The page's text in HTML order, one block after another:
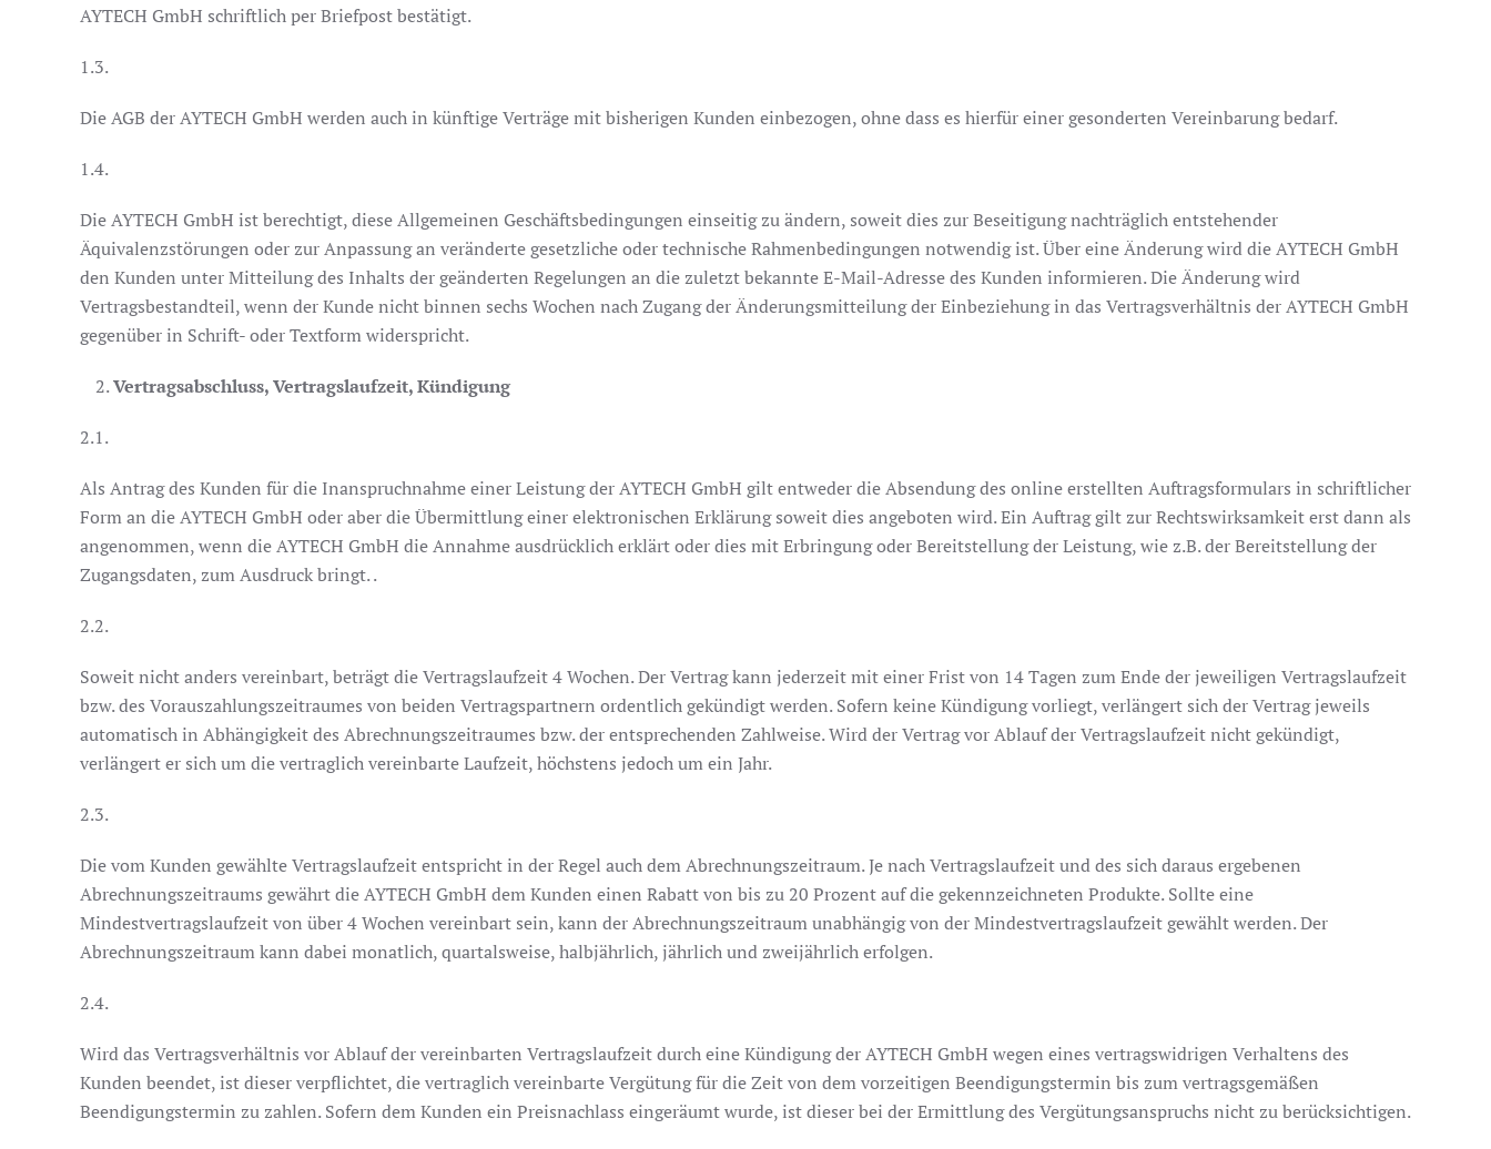
AYTECH GmbH schriftlich per Briefpost bestätigt.
1.3.
Die AGB der AYTECH GmbH werden auch in künftige Verträge mit bisherigen Kunden einbezogen, ohne dass es hierfür einer gesonderten Vereinbarung bedarf.
1.4.
Die AYTECH GmbH ist berechtigt, diese Allgemeinen Geschäftsbedingungen einseitig zu ändern, soweit dies zur Beseitigung nachträglich entstehender
Äquivalenzstörungen oder zur Anpassung an veränderte gesetzliche oder technische Rahmenbedingungen notwendig ist. Über eine Änderung wird die AYTECH GmbH
den Kunden unter Mitteilung des Inhalts der geänderten Regelungen an die zuletzt bekannte E-Mail-Adresse des Kunden informieren. Die Änderung wird
Vertragsbestandteil, wenn der Kunde nicht binnen sechs Wochen nach Zugang der Änderungsmitteilung der Einbeziehung in das Vertragsverhältnis der AYTECH GmbH
gegenüber in Schrift- oder Textform widerspricht.
Vertragsabschluss, Vertragslaufzeit, Kündigung
2.1.
Als Antrag des Kunden für die Inanspruchnahme einer Leistung der AYTECH GmbH gilt entweder die Absendung des online erstellten Auftragsformulars in schriftlicher
Form an die AYTECH GmbH oder aber die Übermittlung einer elektronischen Erklärung soweit dies angeboten wird. Ein Auftrag gilt zur Rechtswirksamkeit erst dann als
angenommen, wenn die AYTECH GmbH die Annahme ausdrücklich erklärt oder dies mit Erbringung oder Bereitstellung der Leistung, wie z.B. der Bereitstellung der
Zugangsdaten, zum Ausdruck bringt. .
2.2.
Soweit nicht anders vereinbart, beträgt die Vertragslaufzeit 4 Wochen. Der Vertrag kann jederzeit mit einer Frist von 14 Tagen zum Ende der jeweiligen Vertragslaufzeit
bzw. des Vorauszahlungszeitraumes von beiden Vertragspartnern ordentlich gekündigt werden. Sofern keine Kündigung vorliegt, verlängert sich der Vertrag jeweils
automatisch in Abhängigkeit des Abrechnungszeitraumes bzw. der entsprechenden Zahlweise. Wird der Vertrag vor Ablauf der Vertragslaufzeit nicht gekündigt,
verlängert er sich um die vertraglich vereinbarte Laufzeit, höchstens jedoch um ein Jahr.
2.3.
Die vom Kunden gewählte Vertragslaufzeit entspricht in der Regel auch dem Abrechnungszeitraum. Je nach Vertragslaufzeit und des sich daraus ergebenen
Abrechnungszeitraums gewährt die AYTECH GmbH dem Kunden einen Rabatt von bis zu 20 Prozent auf die gekennzeichneten Produkte. Sollte eine
Mindestvertragslaufzeit von über 4 Wochen vereinbart sein, kann der Abrechnungszeitraum unabhängig von der Mindestvertragslaufzeit gewählt werden. Der
Abrechnungszeitraum kann dabei monatlich, quartalsweise, halbjährlich, jährlich und zweijährlich erfolgen.
2.4.
Wird das Vertragsverhältnis vor Ablauf der vereinbarten Vertragslaufzeit durch eine Kündigung der AYTECH GmbH wegen eines vertragswidrigen Verhaltens des
Kunden beendet, ist dieser verpflichtet, die vertraglich vereinbarte Vergütung für die Zeit von dem vorzeitigen Beendigungstermin bis zum vertragsgemäßen
Beendigungstermin zu zahlen. Sofern dem Kunden ein Preisnachlass eingeräumt wurde, ist dieser bei der Ermittlung des Vergütungsanspruchs nicht zu berücksichtigen.